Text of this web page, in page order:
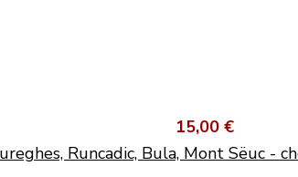
15,00 €
Runcadic, Bula, Mont Sëuc -